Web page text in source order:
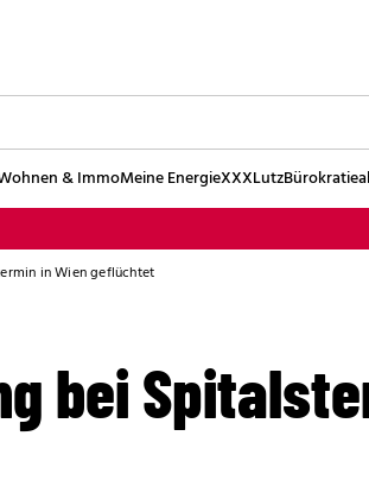
& ImmoMeine EnergieXXXLutz
in Wien geflüchtet
bei